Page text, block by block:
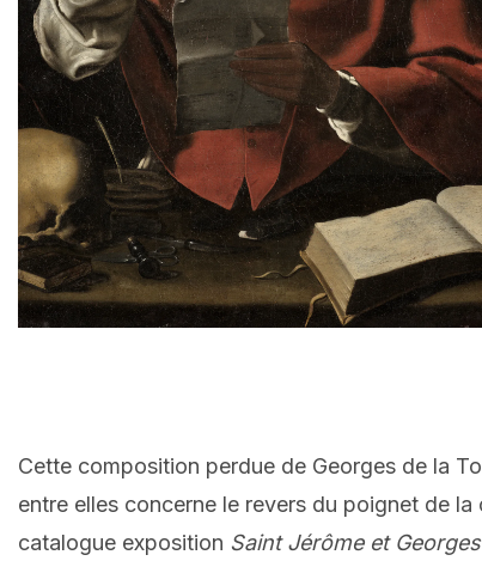
Cette composition perdue de Georges de la
entre elles concerne le revers du poignet de
catalogue exposition Saint Jérôme et